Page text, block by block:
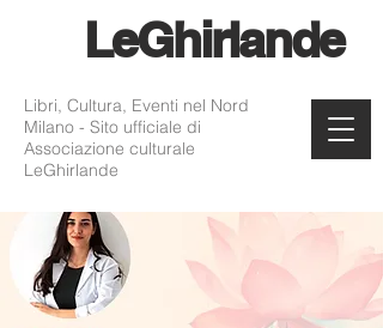
LeGhirlande
Libri, Cultura, Eventi nel Nord
Milano - Sito ufficiale di
Associazione culturale
LeGhirlande